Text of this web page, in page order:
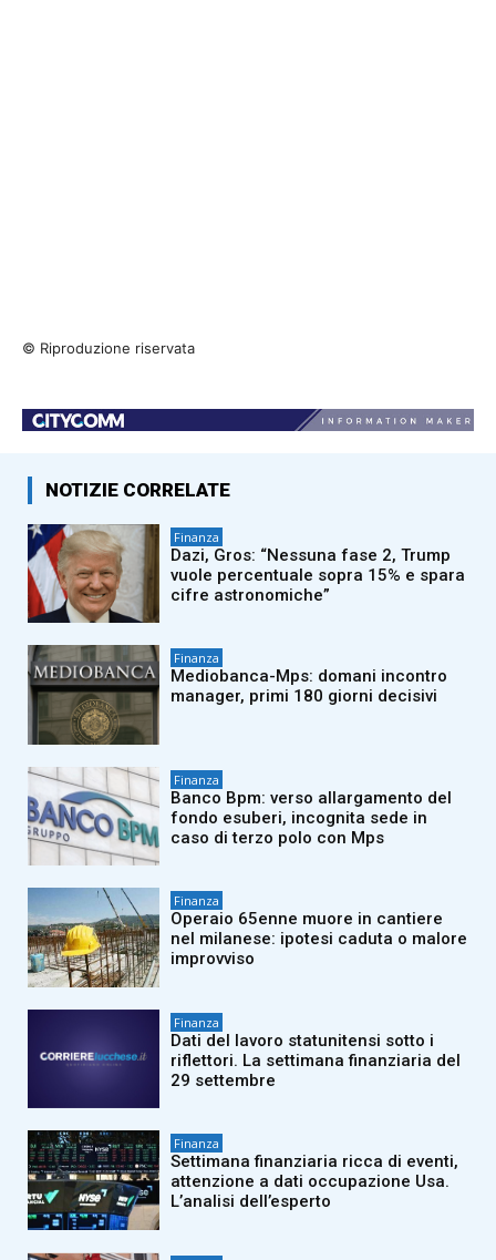
© Riproduzione riservata
NOTIZIE CORRELATE
Finanza
Dazi, Gros: “Nessuna fase 2, Trump
vuole percentuale sopra 15% e spara
cifre astronomiche”
Finanza
Mediobanca-Mps: domani incontro
manager, primi 180 giorni decisivi
Finanza
Banco Bpm: verso allargamento del
fondo esuberi, incognita sede in
caso di terzo polo con Mps
Finanza
Operaio 65enne muore in cantiere
nel milanese: ipotesi caduta o malore
improvviso
Finanza
Dati del lavoro statunitensi sotto i
riflettori. La settimana finanziaria del
29 settembre
Finanza
Settimana finanziaria ricca di eventi,
attenzione a dati occupazione Usa.
L’analisi dell’esperto